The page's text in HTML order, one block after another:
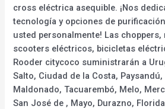
cross eléctrica asequible. ¡Nos
tecnología y opciones de
usted personalmente! Las
scooters eléctricos, bicicletas
Rooder citycoco suministrarán a
Salto, Ciudad de la Costa, Paysandú,
Maldonado, Tacuarembó, Melo,
San José de , Mayo, Durazno,